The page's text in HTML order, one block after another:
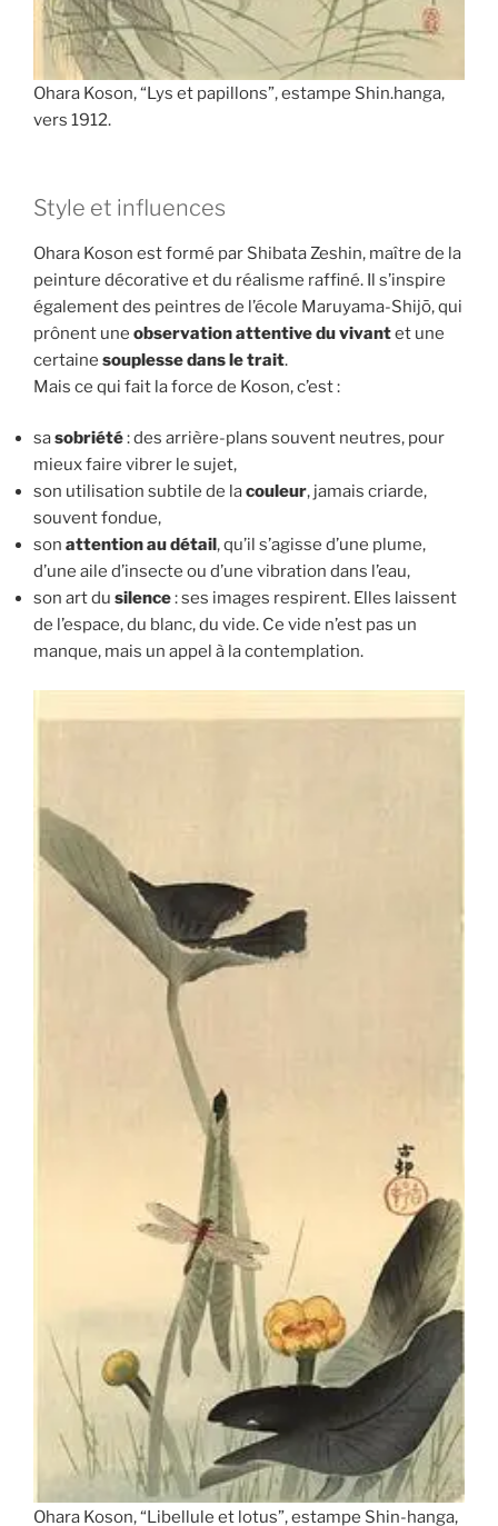
Ohara Koson, “Lys et papillons”, estampe Shin.hanga,
vers 1912.
Style et influences
Ohara Koson est formé par Shibata Zeshin, maître de la
peinture décorative et du réalisme raffiné. Il s’inspire
également des peintres de l’école Maruyama-Shijō, qui
prônent une observation attentive du vivantet une
certaine souplesse dans le trait.
Mais ce qui fait la force de Koson, c’est :
sasobriété: des arrière-plans souvent neutres, pour
mieux faire vibrer le sujet,
son utilisation subtile de lacouleur, jamais criarde,
souvent fondue,
son attention au détail, qu’il s’agisse d’une plume,
d’une aile d’insecte ou d’une vibration dans l’eau,
son art du silence: ses images respirent. Elles laissent
de l’espace, du blanc, du vide. Ce vide n’est pas un
manque, mais un appel à la contemplation.
Ohara Koson, “Libellule et lotus”, estampe Shin-hanga,